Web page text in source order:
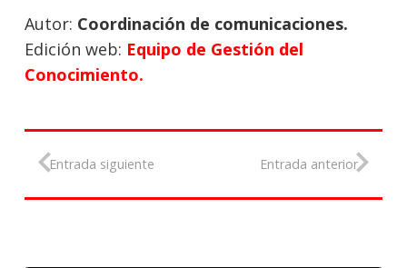
Autor: Coordinación de comunicaciones.
Edición web: Equipo de Gestión del
Conocimiento.
Entrada siguiente Entrada anterior